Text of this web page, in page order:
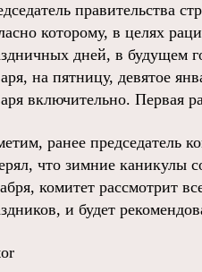
правительства
которому, в целях
дней, в будущем
на пятницу, девятое
включительно. Первая
ранее председатель
что зимние каникулы
комитет рассмотрит
и будет